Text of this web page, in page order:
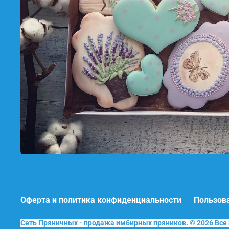
Оферта и политика конфиденциальности
Сеть Пряничных - продажа имбирных пряников. © 2026